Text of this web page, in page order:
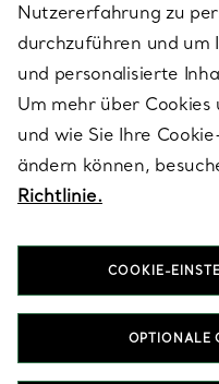
ÜBER TIFFANY & CO.
RECHTLICHE HINWEISE
FOLGEN SIE UNS
Nutzererfahrung zu
durchzuführen und um
und personalisierte
Um mehr über
und wie Sie Ihre
ändern können,
Richtlinie.
COOKIE-
OPTIONALE